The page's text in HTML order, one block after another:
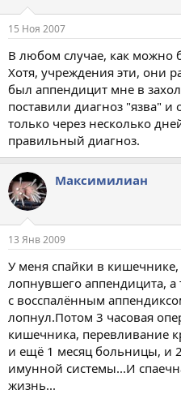
15 Ноя 2007
В любом случае, как можно
Хотя, учреждения эти, они
был аппендицит мне в
поставили диагноз "язва"
только через несколько
правильный диагноз.
Максимилиан
13 Янв 2009
У меня спайки в кишечнике,
лопнувшего аппендицита, а
с восспалённым
лопнул.Потом 3 часовая
кишечника, перевливание
и ещё 1 месяц больницы, и
имунной системы...И
жизнь...